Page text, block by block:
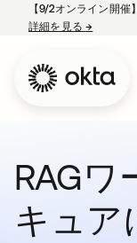
【9/2オンライン開
詳細を見る→
RAGワ
キュア